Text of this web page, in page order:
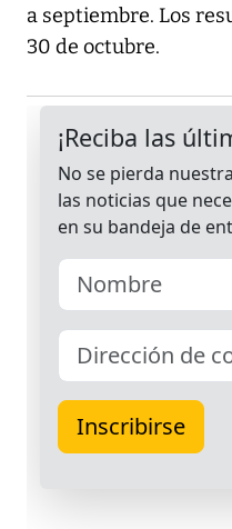
a septiembre. Los
30 de octubre.